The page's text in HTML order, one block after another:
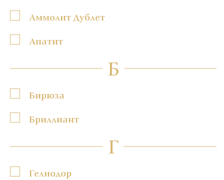
Аммолит Дублет
Апатит
Б
Бирюза
Бриллиант
Г
Гелиодор